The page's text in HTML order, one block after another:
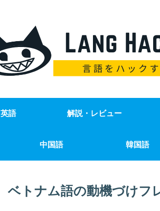
英語 解説・レビュー
中国語 韓国語
ベトナム語の動機づけフ